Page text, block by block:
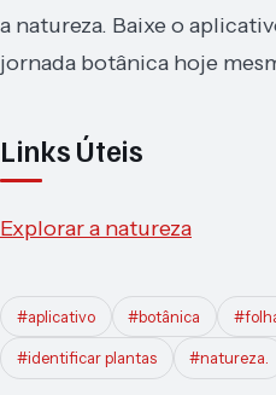
a natureza. Baixe o
jornada botânica hoje
Links Úteis
Explorar a natureza
#aplicativo #botânica
#identificar plantas #natureza.